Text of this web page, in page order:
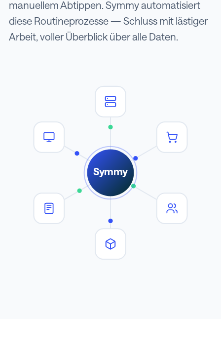
manuellem Abtippen. Symmy automatisiert
diese Routineprozesse — Schluss mit lästiger
Arbeit, voller Überblick über alle Daten.
Symmy